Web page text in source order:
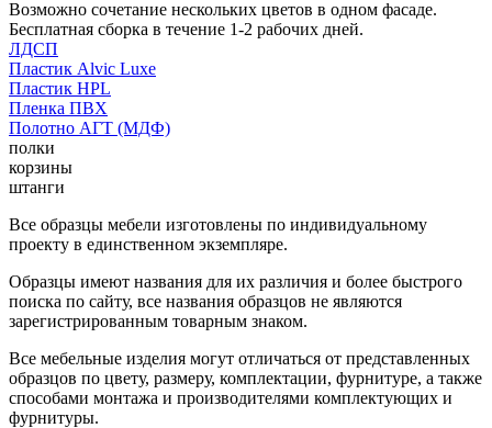
Возможно сочетание нескольких цветов в одном фасаде.
Бесплатная сборка в течение 1-2 рабочих дней.
ЛДСП
Пластик Alvic Luxe
Пластик HPL
Пленка ПВХ
Полотно АГТ (МДФ)
полки
корзины
штанги
Все образцы мебели изготовлены по индивидуальному
проекту в единственном экземпляре.
Образцы имеют названия для их различия и более быстрого
поиска по сайту, все названия образцов не являются
зарегистрированным товарным знаком.
Все мебельные изделия могут отличаться от представленных
образцов по цвету, размеру, комплектации, фурнитуре, а также
способами монтажа и производителями комплектующих и
фурнитуры.